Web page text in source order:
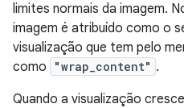
limites normais da imagem.
imagem é atribuído como o
visualização que tem pelo
como
"wrap_content" .
Quando a visualização